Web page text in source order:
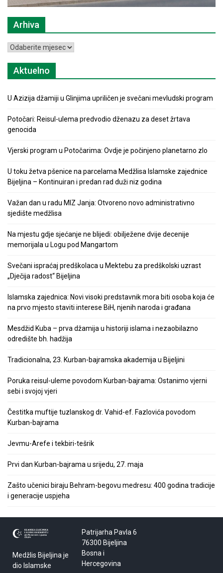
Arhiva
Arhiva
Aktuelno
U Azizija džamiji u Glinjima upriličen je svečani mevludski program
Potočari: Reisul-ulema predvodio dženazu za deset žrtava
genocida
Vjerski program u Potočarima: Ovdje je počinjeno planetarno zlo
U toku žetva pšenice na parcelama Medžlisa Islamske zajednice
Bijeljina – Kontinuiran i predan rad duži niz godina
Važan dan u radu MIZ Janja: Otvoreno novo administrativno
sjedište medžlisa
Na mjestu gdje sjećanje ne blijedi: obilježene dvije decenije
memorijala u Logu pod Mangartom
Svečani ispraćaj predškolaca u Mektebu za predškolski uzrast
„Dječija radost“ Bijeljina
Islamska zajednica: Novi visoki predstavnik mora biti osoba koja će
na prvo mjesto staviti interese BiH, njenih naroda i građana
Mesdžid Kuba – prva džamija u historiji islama i nezaobilazno
odredište bh. hadžija
Tradicionalna, 23. Kurban-bajramska akademija u Bijeljini
Poruka reisul-uleme povodom Kurban-bajrama: Ostanimo vjerni
sebi i svojoj vjeri
Čestitka muftije tuzlanskog dr. Vahid-ef. Fazlovića povodom
Kurban-bajrama
Jevmu-Arefe i tekbiri-tešrik
Prvi dan Kurban-bajrama u srijedu, 27. maja
Zašto učenici biraju Behram-begovu medresu: 400 godina tradicije
i generacije uspjeha
Medžlis Bijeljina je
dio Islamske
Patrijarha Pavla 6
76300 Bijeljina
Bosna i
Hercegovina